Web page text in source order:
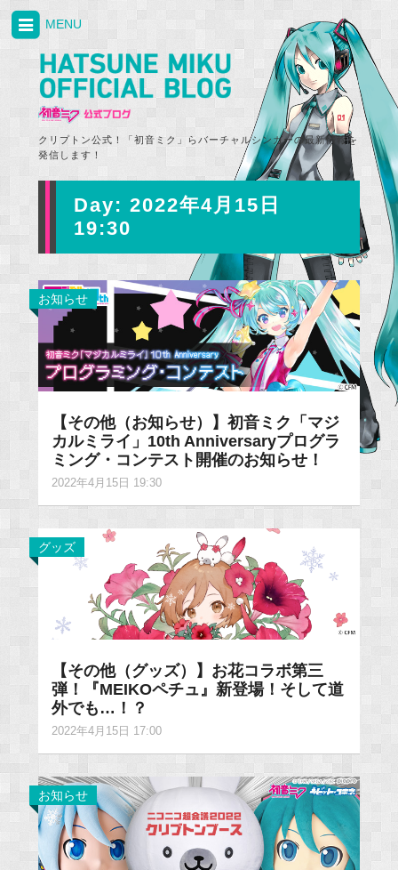
クリプトン公式！「初音ミク」らバーチャルシンガーの最新情報を
発信します！
MENU
Day: 2022年4月15日
19:30
お知らせ
【その他（お知らせ）】初音ミク「マジ
カルミライ」10th Anniversaryプログラ
ミング・コンテスト開催のお知らせ！
2022年4月15日 19:30
グッズ
【その他（グッズ）】お花コラボ第三
弾！『MEIKOペチュ』新登場！そして道
外でも…！？
2022年4月15日 17:00
お知らせ